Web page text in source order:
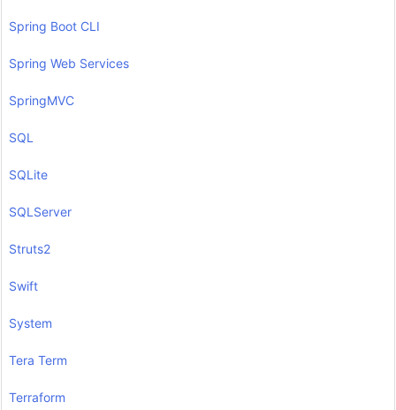
Spring Boot CLI
Spring Web Services
SpringMVC
SQL
SQLite
SQLServer
Struts2
Swift
System
Tera Term
Terraform